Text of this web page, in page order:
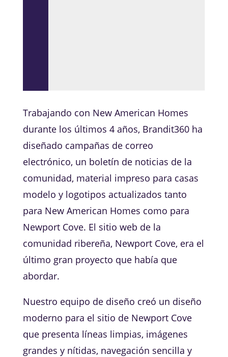
Trabajando con New American Homes
durante los últimos 4 años, Brandit360 ha
diseñado campañas de correo
electrónico, un boletín de noticias de la
comunidad, material impreso para casas
modelo y logotipos actualizados tanto
para New American Homes como para
Newport Cove. El sitio web de la
comunidad ribereña, Newport Cove, era el
último gran proyecto que había que
abordar.
Nuestro equipo de diseño creó un diseño
moderno para el sitio de Newport Cove
que presenta líneas limpias, imágenes
grandes y nítidas, navegación sencilla y